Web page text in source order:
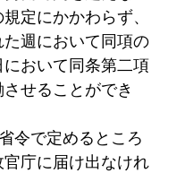
定にかかわらず、
週において同項の
おいて同条第二項
せることができ
令で定めるところ
庁に届け出なけれ